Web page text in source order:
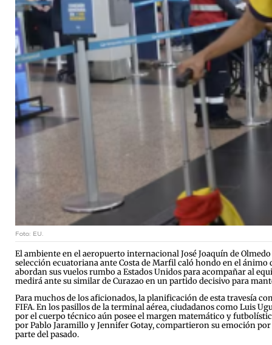
Foto: EU.
El ambiente en el aeropuerto internacional José Joaquín de
selección ecuatoriana ante Costa de Marfil caló hondo en el
abordan sus vuelos rumbo a Estados Unidos para acompañar al
medirá ante su similar de Curazao en un partido decisivo para
Para muchos de los aficionados, la planificación de esta travesía
FIFA. En los pasillos de la terminal aérea, ciudadanos como Luis
por el cuerpo técnico aún posee el margen matemático y
por Pablo Jaramillo y Jennifer Gotay, compartieron su emoción
parte del pasado.